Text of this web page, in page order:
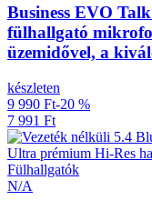
Business EVO
fülhallgató
üzemidővel, a
készleten
9 990 Ft-20 %
7 991 Ft
Fülhallgatók
N/A